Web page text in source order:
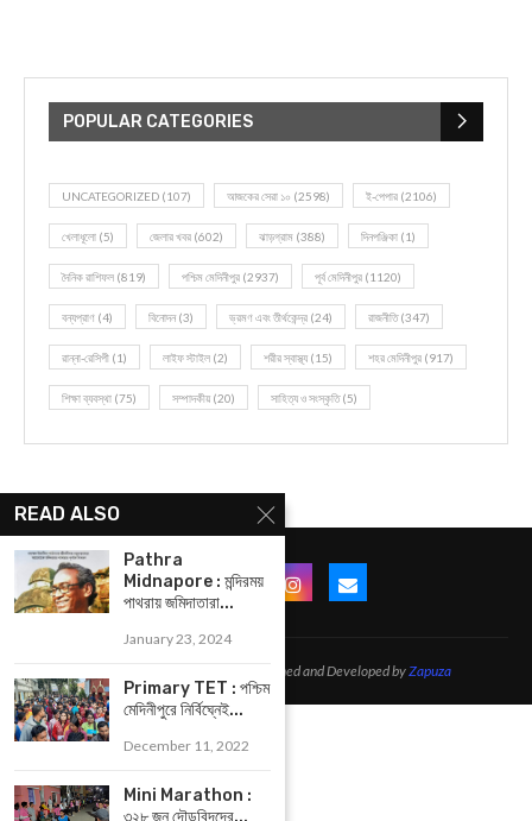
POPULAR CATEGORIES
UNCATEGORIZED (107) আজকের সেরা ১০ (2598) ই-পেপার (2106)
খেলাধূলো (5) জেলার খবর (602) ঝাড়গ্রাম (388) দিনপঞ্জিকা (1)
দৈনিক রাশিফল (819) পশ্চিম মেদিনীপুর (2937) পূর্ব মেদিনীপুর (1120)
বন্যপ্রাণ (4) বিনোদন(3) ভ্রমণ এবং তীর্থকেন্দ্র (24) রাজনীতি(347)
রান্না-রেসিপী (1) লাইফ স্টাইল (2) শরীর স্বাস্থ্য (15) শহর মেদিনীপুর (917)
শিক্ষা ব্যবস্থা (75) সম্পাদকীয় (20) সাহিত্য ও সংস্কৃতি(5)
@2021 - All Right Reserved. Designed and Developed by Zapuza
READ ALSO
Pathra
Midnapore : মন্দিরময়
পাথরায় জমিদাতারা...
January 23, 2024
Primary TET : পশ্চিম
মেদিনীপুরে নির্বিঘ্নেই...
December 11, 2022
Mini Marathon :
৩২৮ জন দৌড়বিদদের...